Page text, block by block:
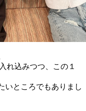
れ込みつつ、この１
いところでもありまし